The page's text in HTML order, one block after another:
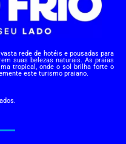
rede de hotéis e pousadas para
suas belezas naturais. As praias
tropical, onde o sol brilha forte o
este turismo praiano.